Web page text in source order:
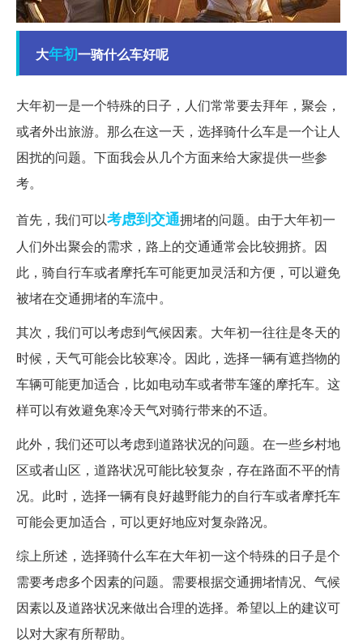
大年初一骑什么车好呢
大年初一是一个特殊的日子，人们常常要去拜年，聚会，
或者外出旅游。那么在这一天，选择骑什么车是一个让人
困扰的问题。下面我会从几个方面来给大家提供一些参
考。
首先，我们可以考虑到交通拥堵的问题。由于大年初一
人们外出聚会的需求，路上的交通通常会比较拥挤。因
此，骑自行车或者摩托车可能更加灵活和方便，可以避免
被堵在交通拥堵的车流中。
其次，我们可以考虑到气候因素。大年初一往往是冬天的
时候，天气可能会比较寒冷。因此，选择一辆有遮挡物的
车辆可能更加适合，比如电动车或者带车篷的摩托车。这
样可以有效避免寒冷天气对骑行带来的不适。
此外，我们还可以考虑到道路状况的问题。在一些乡村地
区或者山区，道路状况可能比较复杂，存在路面不平的情
况。此时，选择一辆有良好越野能力的自行车或者摩托车
可能会更加适合，可以更好地应对复杂路况。
综上所述，选择骑什么车在大年初一这个特殊的日子是个
需要考虑多个因素的问题。需要根据交通拥堵情况、气候
因素以及道路状况来做出合理的选择。希望以上的建议可
以对大家有所帮助。